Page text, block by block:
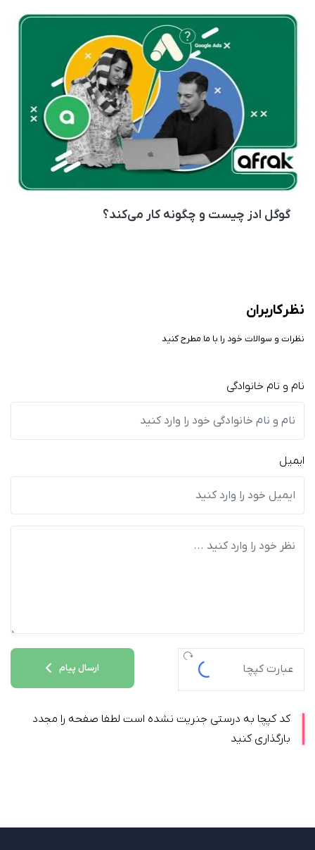
گوگل ادز چیست و چگونه کار می‌کند؟
نظر کاربران
نظرات و سوالات خود را با ما مطرح کنید
نام و نام خانوادگی
ایمیل
ارسال پیام
کد کپچا به درستی جنریت نشده است لطفا صفحه را مجدد
بارگذاری کنید